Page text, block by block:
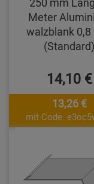
Meter
walzblank 0,8
(Standard)
14,10 €
13,26 €
mit Code: